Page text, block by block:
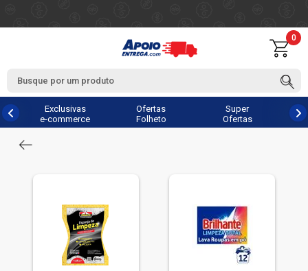
0
Exclusivas
e-commerce
Ofertas
Folheto
Super
Ofertas